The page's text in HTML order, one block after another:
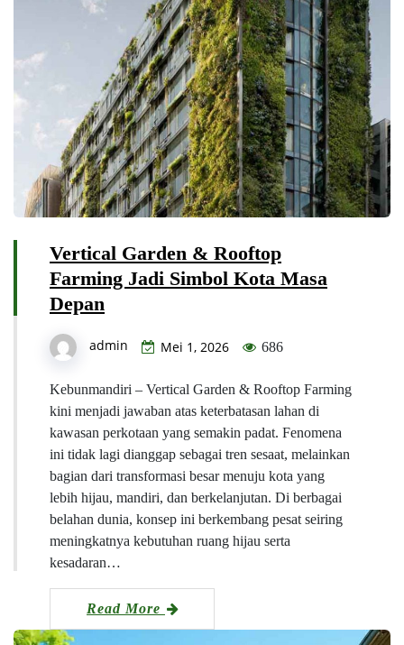
Vertical Garden & Rooftop
Farming Jadi Simbol Kota Masa
Depan
admin Mei 1, 2026 686
Kebunmandiri – Vertical Garden & Rooftop Farming
kini menjadi jawaban atas keterbatasan lahan di
kawasan perkotaan yang semakin padat. Fenomena
ini tidak lagi dianggap sebagai tren sesaat, melainkan
bagian dari transformasi besar menuju kota yang
lebih hijau, mandiri, dan berkelanjutan. Di berbagai
belahan dunia, konsep ini berkembang pesat seiring
meningkatnya kebutuhan ruang hijau serta
kesadaran…
Read More